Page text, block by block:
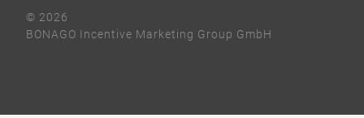
© 2026
BONAGO Incentive Marketing Group GmbH